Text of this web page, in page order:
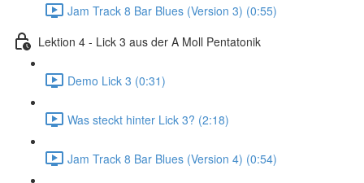
Jam Track 8 Bar Blues (Version 3) (0:55)
Lektion 4 - Lick 3 aus der A Moll Pentatonik
Demo Lick 3 (0:31)
Was steckt hinter Lick 3? (2:18)
Jam Track 8 Bar Blues (Version 4) (0:54)